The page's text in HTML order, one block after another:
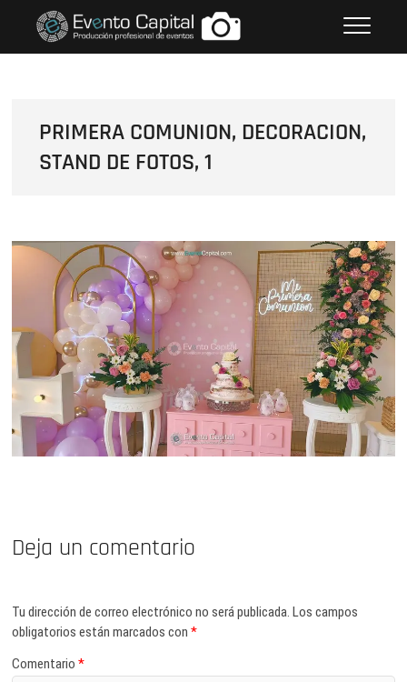
contenido
FOTOS GRUPO EMPRESARIAL
PRIMERA COMUNION, DECORACION,
STAND DE FOTOS, 1
Deja un comentario
Tu dirección de correo electrónico no será publicada. Los campos
obligatorios están marcados con*
Comentario*